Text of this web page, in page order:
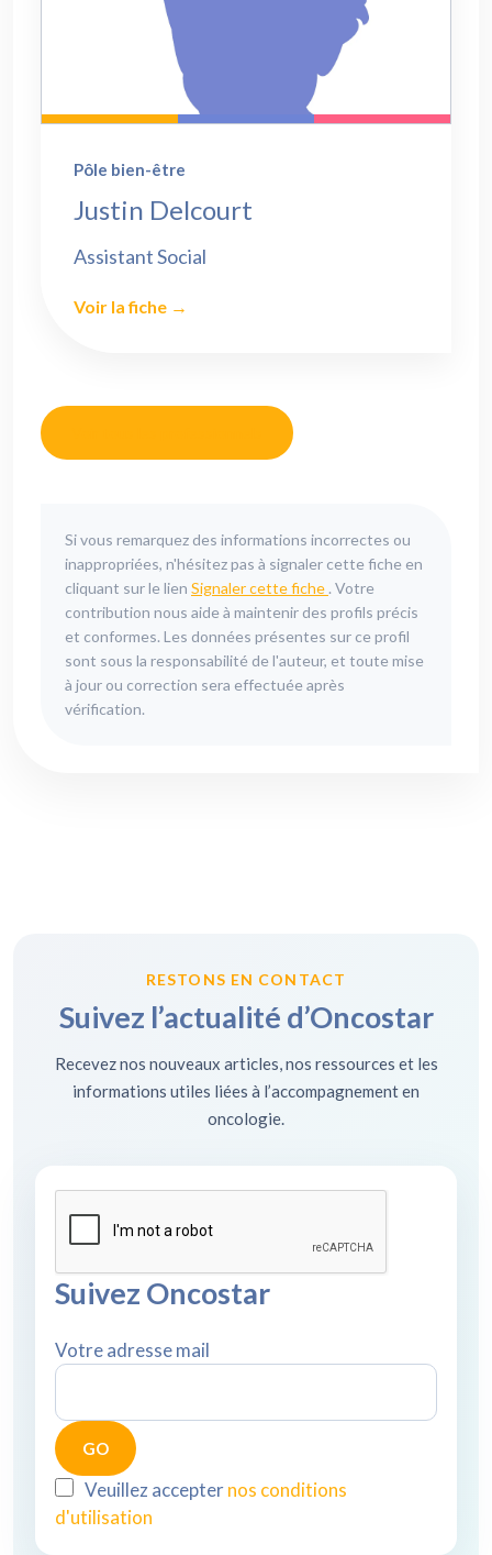
Pôle bien-être
Justin Delcourt
Assistant Social
Voir la fiche →
Si vous remarquez des informations incorrectes ou
inappropriées, n'hésitez pas à signaler cette fiche en
cliquant sur le lien Signaler cette fiche . Votre
contribution nous aide à maintenir des profils précis
et conformes. Les données présentes sur ce profil
sont sous la responsabilité de l'auteur, et toute mise
à jour ou correction sera effectuée après
vérification.
RESTONS EN CONTACT
Suivez l’actualité d’Oncostar
Recevez nos nouveaux articles, nos ressources et les
informations utiles liées à l’accompagnement en
oncologie.
Suivez Oncostar
Votre adresse mail
Veuillez accepternos conditions
d'utilisation